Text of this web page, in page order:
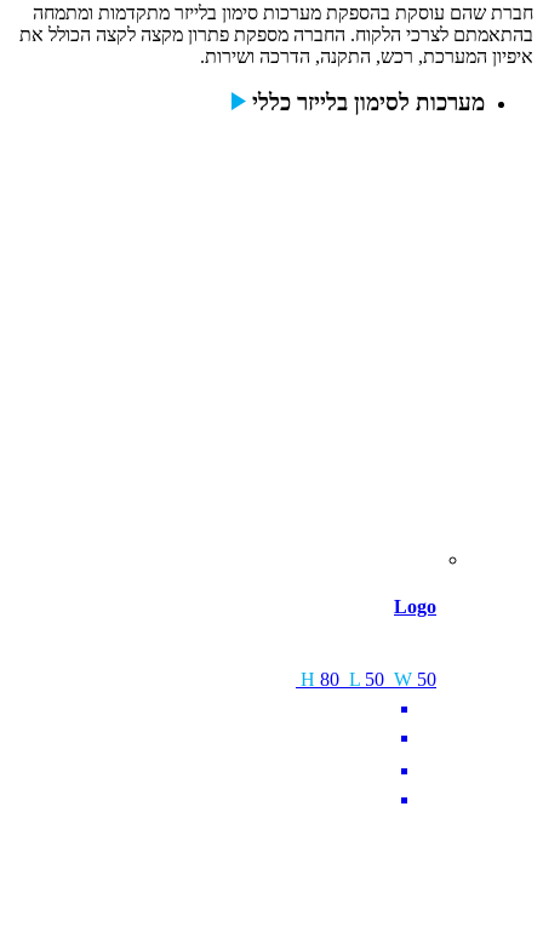
חברת שהם עוסקת בהספקת מערכות סימון בלייזר מתקדמות ומתמחה
בהתאמתם לצרכי הלקוח. החברה מספקת פתרון מקצה לקצה הכולל את
איפיון המערכת, רכש, התקנה, הדרכה ושירות.
מערכות לסימון בלייזר כללי
Logo
H 80 L 50 W 50